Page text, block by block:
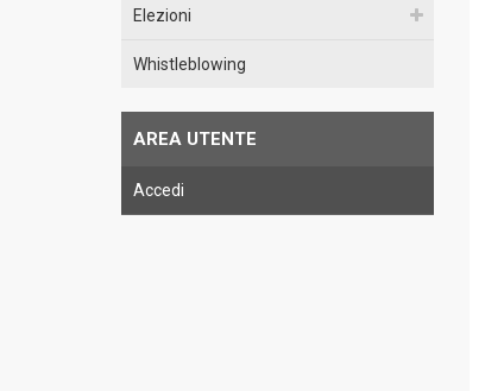
Elezioni
Whistleblowing
AREA UTENTE
Accedi